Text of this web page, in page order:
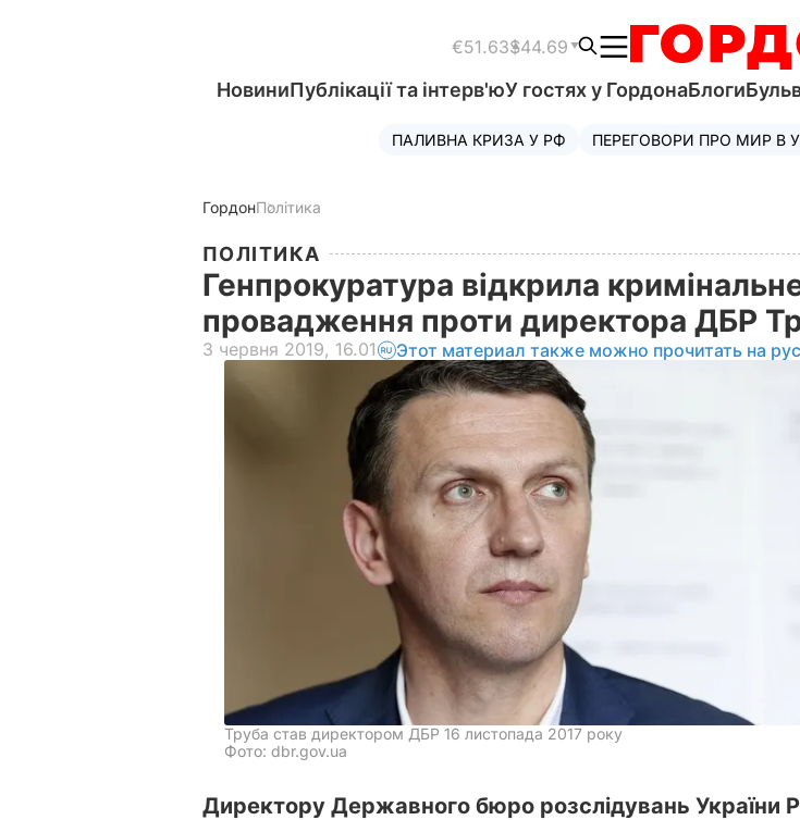
€51.63$44.69
НовиниПублікації та інтерв'юУ гостях у ГордонаБлоги
ПАЛИВНА КРИЗА У РФ ПЕРЕГОВОРИ ПРО МИР В
ГордонПолітика
ПОЛІТИКА
Генпрокуратура відкрила
провадження проти директора ДБР
3 червня 2019, 16.01 Этот материал также можно прочитать на
Труба став директором ДБР 16 листопада 2017 року
Фото: dbr.gov.ua
Директору Державного бюро розслідувань України